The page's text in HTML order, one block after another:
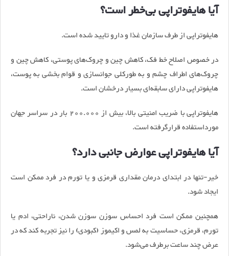
آیا هایفوتراپی بی‌خطر است؟
هایفوتراپی از طرف سازمان غذا و دارو تایید شده است.
در خصوص اصلاح خط فک، کاهش چین ‌و چروک‌های پوستی، کاهش چین‌ و
چروک‌های اطراف چشم و به ‌طورکلی جوانسازی و قوام بخشی به پوست،
هایفوتراپی دارای سابقه‌ای بسیار درخشان است.
هایفوتراپی با ضریب امنیتی بالا، بیش از 200.000 بار در سراسر جهان
مورداستفاده قرارگرفته است.
آیا هایفوتراپی عوارض جانبی دارد؟
خیر-تنها در ابتدای درمان مقداری قرمزی و یا تورم در فرد ممکن است
ایجاد شود.
همچنین ممکن است فرد احساس سوزن سوزن شدن، ناراحتی، ادم یا
تورم، قرمزی، حساسیت به لمس و اکیموز (کبودی) را نیز تجربه کند که در
عرض چند ساعت برطرف می‌شود.